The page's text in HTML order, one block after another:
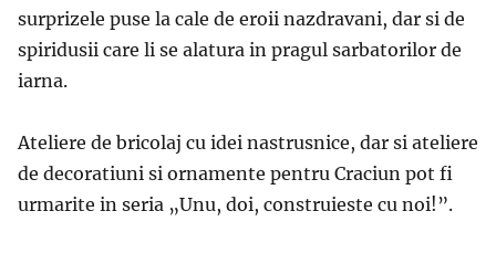
surprizele puse la cale de eroii nazdravani, dar si de
spiridusii care li se alatura in pragul sarbatorilor de
iarna.
Ateliere de bricolaj cu idei nastrusnice, dar si ateliere
de decoratiuni si ornamente pentru Craciun pot fi
urmarite in seria „Unu, doi, construieste cu noi!”.